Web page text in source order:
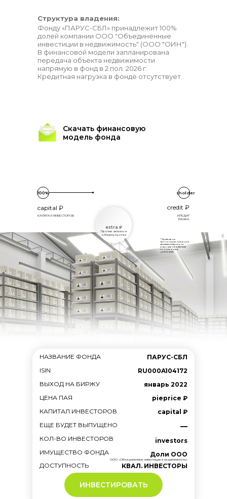
Структура владения:
Фонду «ПАРУС-СБЛ» принадлежит 100%
долей компании ООО "Объединенные
инвестиции в недвижимость" (ООО "ОИН").
В финансовой модели запланирована
передача объекта недвижимости
напрямую в фонд в 2 пол. 2026 г.
Кредитная нагрузка в фонде отсутствует.
Скачать финансовую
модель фонда
extra ₽
Прочие активы и
обязательства
ИНВЕСТИРОВАТЬ
100
КАПИТАЛ ИНВЕСТОРОВ
capital ₽
sholder
credit ₽
КРЕДИТ
БАНКА
* Приведены
прогнозные значения
капитала инвесторов
и прочих обязательств
по состоянию
на 11.06.2026
ПАРУС-СБЛ
pieprice ₽
январь 2022
capital ₽
КВАЛ. ИНВЕСТОРЫ
investors
RU000A104172
Доли ООО
—
ООО «Объединенные инвестиции в недвижимость»
НАЗВАНИЕ ФОНДА
ISIN
ЦЕНА ПАЯ
ВЫХОД НА БИРЖУ
КАПИТАЛ ИНВЕСТОРОВ
ЕЩЕ БУДЕТ ВЫПУЩЕНО
ДОСТУПНОСТЬ
КОЛ-ВО ИНВЕСТОРОВ
ИМУЩЕСТВО ФОНДА
%